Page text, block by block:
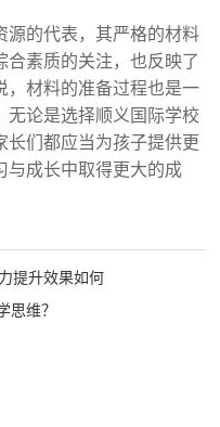
源的代表，其严格的材料
合素质的关注，也反映了
，材料的准备过程也是一
无论是选择顺义国际学校
长们都应当为孩子提供更
与成长中取得更大的成
提升效果如何
思维？